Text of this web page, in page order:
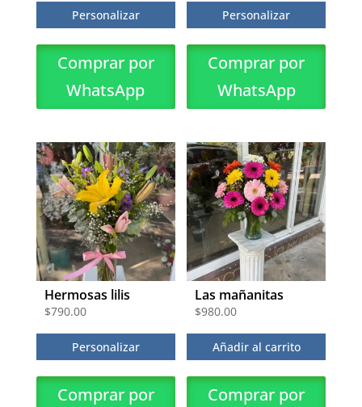
Personalizar
Comprar por
WhatsApp
Personalizar
Comprar por
WhatsApp
Hermosas lilis
$790.00
Personalizar
Comprar por
Las mañanitas
$980.00
Añadir al carrito
Comprar por